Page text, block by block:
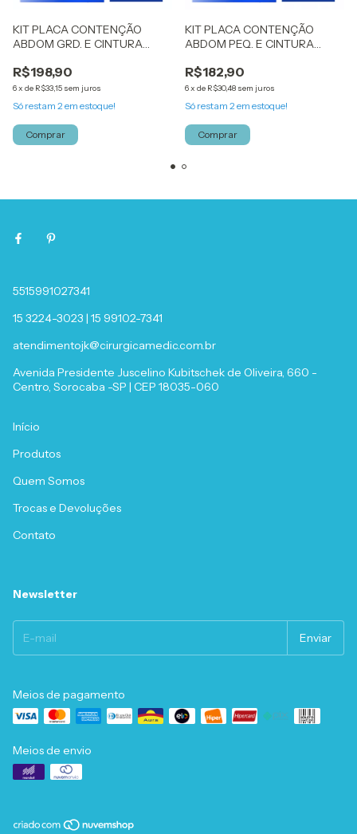
KIT PLACA CONTENÇÃO
ABDOM GRD. E CINTURA
R$198,90
6x de R$33,15 sem juros
Só restam 2 em estoque!
Comprar
KIT PLACA CONTENÇÃO
ABDOM PEQ. E CINTURA
R$182,90
6x de R$30,48 sem juros
Só restam 2 em estoque!
Comprar
5515991027341
15 3224-3023 | 15 99102-7341
atendimentojk@cirurgicamedic.com.br
Avenida Presidente Juscelino Kubitschek de Oliveira, 660 -
Centro, Sorocaba -SP | CEP 18035-060
Início
Produtos
Quem Somos
Trocas e Devoluções
Contato
Newsletter
Meios de pagamento
Meios de envio